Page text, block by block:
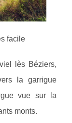
facile
lès Béziers,
la garrigue
vue sur la
monts.